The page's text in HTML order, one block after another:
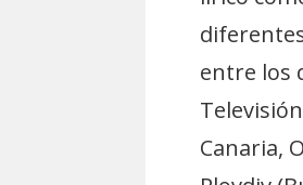
entre los
Canaria,